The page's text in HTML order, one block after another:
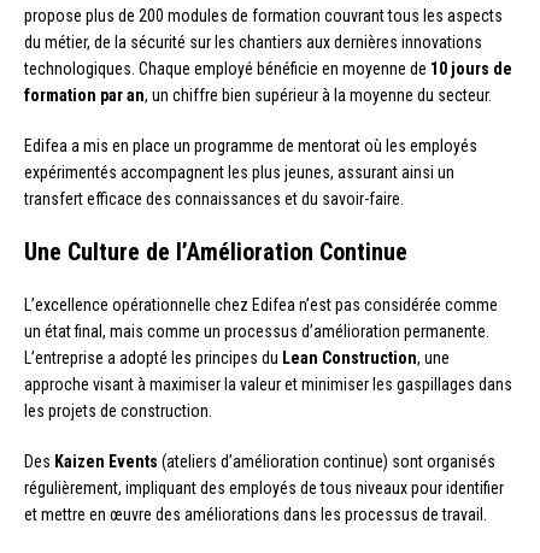
propose plus de 200 modules de formation couvrant tous les aspects
du métier, de la sécurité sur les chantiers aux dernières innovations
technologiques. Chaque employé bénéficie en moyenne de 10 jours de
formation par an, un chiffre bien supérieur à la moyenne du secteur.
Edifea a mis en place un programme de mentorat où les employés
expérimentés accompagnent les plus jeunes, assurant ainsi un
transfert efficace des connaissances et du savoir-faire.
Une Culture de l’Amélioration Continue
L’excellence opérationnelle chez Edifea n’est pas considérée comme
un état final, mais comme un processus d’amélioration permanente.
L’entreprise a adopté les principes du Lean Construction, une
approche visant à maximiser la valeur et minimiser les gaspillages dans
les projets de construction.
Des Kaizen Events (ateliers d’amélioration continue) sont organisés
régulièrement, impliquant des employés de tous niveaux pour identifier
et mettre en œuvre des améliorations dans les processus de travail.